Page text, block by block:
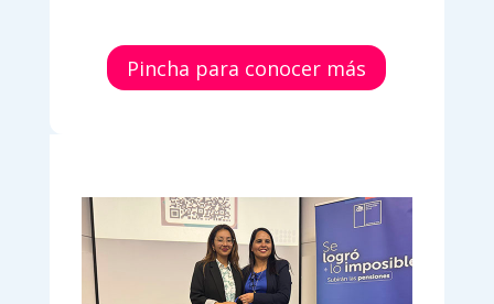
Pincha para conocer más